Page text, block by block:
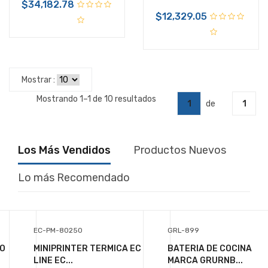
$34,182.78
$12,329.05
Mostrar :
Mostrando 1–1 de 10 resultados
1 de 1
Los Más Vendidos Productos Nuevos
Lo más Recomendado
EC-PM-80250
MINIPRINTER TERMICA EC
LINE EC...
GRL-899
BATERIA DE COCINA
MARCA GRURNB...